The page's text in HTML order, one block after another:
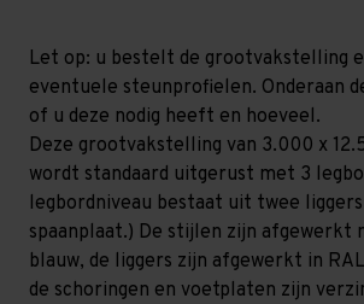
niveaus
(Liggers
1.200
mm)
niveaus
(Liggers
1.200
mm)
Let op: u bestelt de grootvakstelling
eventuele steunprofielen. Onderaan
of u deze nodig heeft en hoeveel.
Deze grootvakstelling van 3.000 x
wordt standaard uitgerust met 3
legbordniveau bestaat uit twee
spaanplaat.) De stijlen zijn afgewerkt
blauw, de liggers zijn afgewerkt in
de schoringen en voetplaten zijn